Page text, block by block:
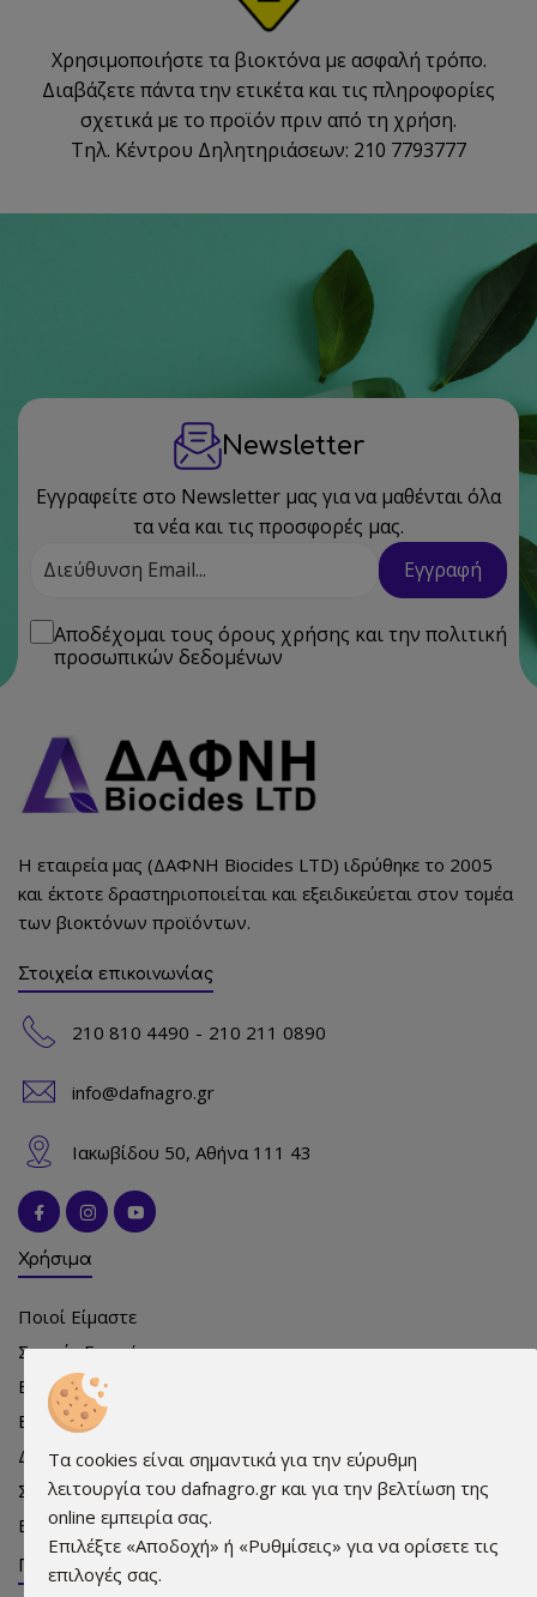
Χρησιμοποιήστε τα βιοκτόνα με ασφαλή τρόπο.
Διαβάζετε πάντα την ετικέτα και τις πληροφορίες
σχετικά με το προϊόν πριν από τη χρήση.
Τηλ. Κέντρου Δηλητηριάσεων: 210 7793777
Newsletter
Εγγραφείτε στο Newsletter μας για να μαθένται όλα
τα νέα και τις προσφορές μας.
Διεύθυνση
Email
Εγγραφή
Αποδέχομαι τους όρους χρήσης και την πολιτική
προσωπικών δεδομένων
Η εταιρεία μας (ΔΑΦΝΗ Biocides LTD) ιδρύθηκε το 2005
και έκτοτε δραστηριοποιείται και εξειδικεύεται στον τομέα
των βιοκτόνων προϊόντων.
Στοιχεία επικοινωνίας
210 810 4490 210 211 0890
info@dafnagro.gr
Ιακωβίδου 50, Αθήνα 111 43
Χρήσιμα
Ποιοί Είμαστε
Συχνές Ερωτήσεις
Εκδηλώσεις
Εκπρόσωποι
Διαφήμιση
Σημεία πώλησης
Επικοινωνία
Πληροφορίες
Τα cookies είναι σημαντικά για την εύρυθμη
λειτουργία του dafnagro.gr και για την βελτίωση της
online εμπειρία σας.
Επιλέξτε «Αποδοχή» ή «Ρυθμίσεις» για να ορίσετε τις
επιλογές σας.